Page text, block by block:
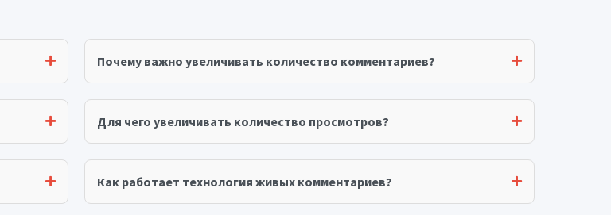
Почему важно увеличивать количество комментариев?
Для чего увеличивать количество просмотров?
Как работает технология живых комментариев?